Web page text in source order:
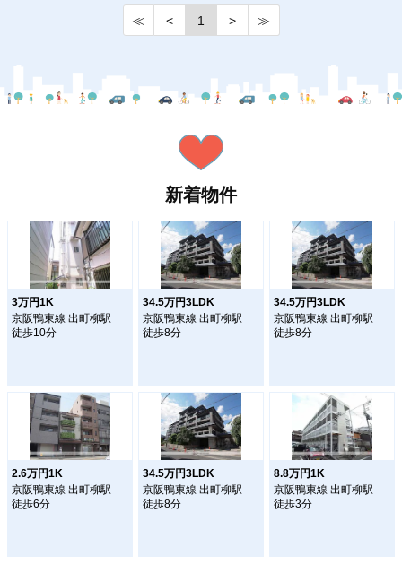
≪ < 1 > ≫
新着物件
3万円1K
京阪鴨東線 出町柳駅
徒歩10分
34.5万円3LDK
京阪鴨東線 出町柳駅
徒歩8分
34.5万円3LDK
京阪鴨東線 出町柳駅
徒歩8分
2.6万円1K
京阪鴨東線 出町柳駅
徒歩6分
34.5万円3LDK
京阪鴨東線 出町柳駅
徒歩8分
8.8万円1K
京阪鴨東線 出町柳駅
徒歩3分